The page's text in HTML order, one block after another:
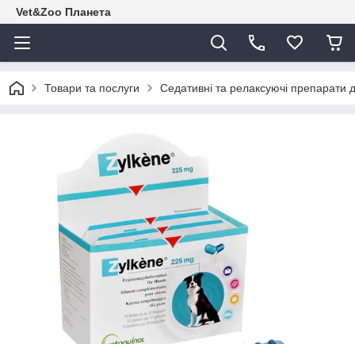
Vet&Zoo Планета
Товари та послуги Седативні та релаксуючі препарати